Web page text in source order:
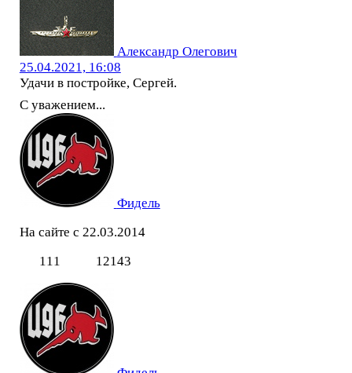
Александр Олегович
25.04.2021, 16:08
Удачи в постройке, Сергей.
С уважением...
Фидель
На сайте с 22.03.2014
111
12143